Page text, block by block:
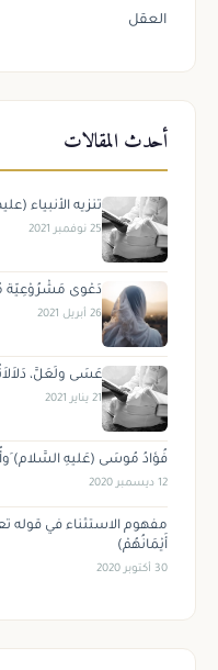
العقل
أحدث المقالات
تنزيه الأنبياء
25 نوفمبر 2021
دَعْوى مَشْرُوْعِيّة
26 أبريل 2021
عَسَى ولَعَلَّ،
21 يناير 2021
فُؤادُ مُوسَى (عَليهِ السَّلام)
12 ديسمبر 2020
مفهوم الاستثناء في قوله
أَيْمَانُهُمْ)
30 أكتوبر 2020